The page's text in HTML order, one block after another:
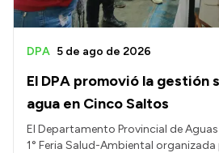
El DPA promovió la gestión
agua en Cinco Saltos
DPA 5 de ago de 2026
El Departamento Provincial de
1° Feria Salud-Ambiental